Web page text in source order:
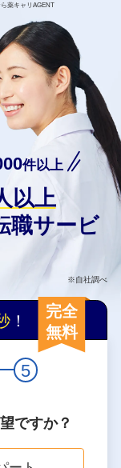
薬キャリAGENT
件以上
以上
職サービ
※自社調べ
！
完全
無料
5
ですか？